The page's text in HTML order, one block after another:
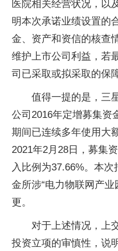
医院相关经营状况，以
明本次承诺业绩设置的
金、资产和资信的核查
维护上市公司利益，若
司已采取或拟采取的保
值得一提的是，三
公司2016年定增募集资
期间已连续多年使用大
2021年2月28日，募集
入比例为37.66%。本
金所涉“电力物联网产
更。
对于上述情况，上
投资立项的审慎性，说